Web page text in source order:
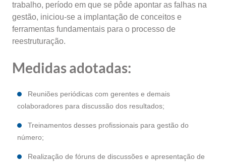
trabalho, período em que se pôde apontar as falhas na
gestão, iniciou-se a implantação de conceitos e
ferramentas fundamentais para o processo de
reestruturação.
Medidas adotadas:
Reuniões periódicas com gerentes e demais
colaboradores para discussão dos resultados;
Treinamentos desses profissionais para gestão do
número;
Realização de fóruns de discussões e apresentação de